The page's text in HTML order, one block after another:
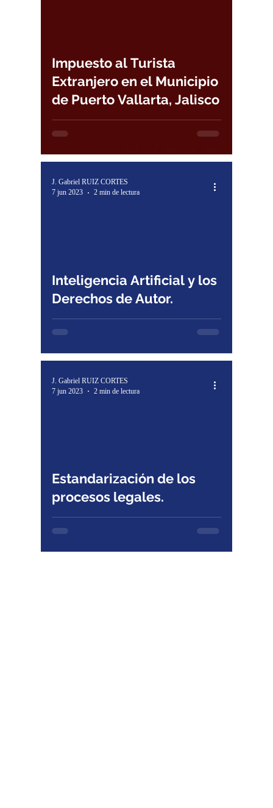
Impuesto al Turista
Extranjero en el Municipio
de Puerto Vallarta, Jalisco
Inteligencia Artificial y los
Derechos de Autor.
J. Gabriel RUIZ CORTES
7 jun 2023
2 min de lectura
Estandarización de los
procesos legales.
J. Gabriel RUIZ CORTES
7 jun 2023
2 min de lectura